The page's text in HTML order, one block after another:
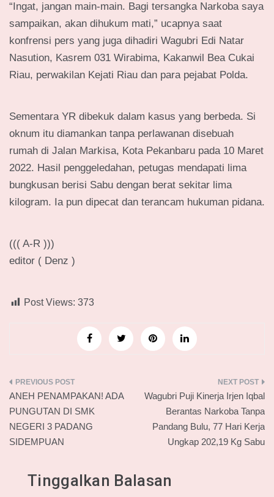
“Ingat, jangan main-main. Bagi tersangka Narkoba saya
sampaikan, akan dihukum mati,” ucapnya saat
konfrensi pers yang juga dihadiri Wagubri Edi Natar
Nasution, Kasrem 031 Wirabima, Kakanwil Bea Cukai
Riau, perwakilan Kejati Riau dan para pejabat Polda.
Sementara YR dibekuk dalam kasus yang berbeda. Si
oknum itu diamankan tanpa perlawanan disebuah
rumah di Jalan Markisa, Kota Pekanbaru pada 10 Maret
2022. Hasil penggeledahan, petugas mendapati lima
bungkusan berisi Sabu dengan berat sekitar lima
kilogram. Ia pun dipecat dan terancam hukuman pidana.
((( A-R )))
editor ( Denz )
Post Views: 373
Navigasi
pos
ANEH PENAMPAKAN! ADA
PUNGUTAN DI SMK
NEGERI 3 PADANG
SIDEMPUAN
Wagubri Puji Kinerja Irjen Iqbal
Berantas Narkoba Tanpa
Pandang Bulu, 77 Hari Kerja
Ungkap 202,19 Kg Sabu
Tinggalkan Balasan